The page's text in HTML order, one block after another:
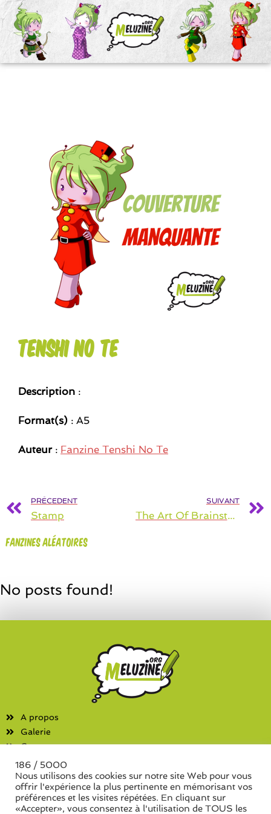
Tenshi No Te
Description :
Format(s) : A5
Auteur: Fanzine Tenshi No Te
PRÉCEDENT
Stamp
SUIVANT
The Art Of Brainstorming
Fanzines aléatoires
No posts found!
A propos
Galerie
Contact
Fanzines
Liste des associations
Liste des séries de fanzine
186 / 5000
Nous utilisons des cookies sur notre site Web pour vous
offrir l'expérience la plus pertinente en mémorisant vos
préférences et les visites répétées. En cliquant sur
«Accepter», vous consentez à l'utilisation de TOUS les